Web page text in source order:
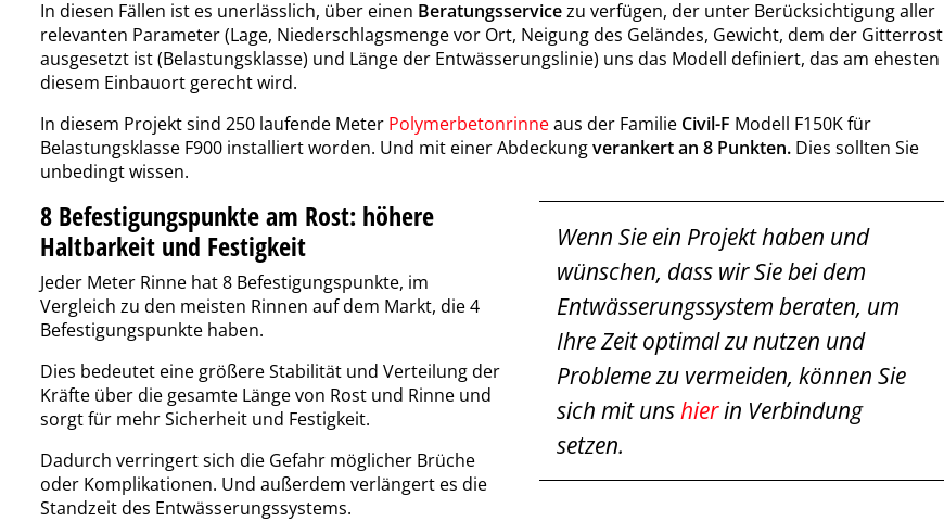
In diesen Fällen ist es unerlässlich, über einen Beratungsservicezu verfügen, der unter Berücksichtigung aller
relevanten Parameter (Lage, Niederschlagsmenge vor Ort, Neigung des Geländes, Gewicht, dem der Gitterrost
ausgesetzt ist (Belastungsklasse) und Länge der Entwässerungslinie) uns das Modell definiert, das am ehesten
diesem Einbauort gerecht wird.
In diesem Projekt sind 250 laufende Meter Polymerbetonrinneaus der Familie Civil-F Modell F150K für
Belastungsklasse F900 installiert worden. Und mit einer Abdeckungverankert an 8 Punkten. Dies sollten Sie
unbedingt wissen.
Wenn Sie ein Projekt haben und
wünschen, dass wir Sie bei dem
Entwässerungssystem beraten, um
Ihre Zeit optimal zu nutzen und
Probleme zu vermeiden, können Sie
sich mit uns hierin Verbindung
setzen.
8 Befestigungspunkte am Rost: höhere
Haltbarkeit und Festigkeit
Jeder Meter Rinne hat 8 Befestigungspunkte, im
Vergleich zu den meisten Rinnen auf dem Markt, die 4
Befestigungspunkte haben.
Dies bedeutet eine größere Stabilität und Verteilung der
Kräfte über die gesamte Länge von Rost und Rinne und
sorgt für mehr Sicherheit und Festigkeit.
Dadurch verringert sich die Gefahr möglicher Brüche
oder Komplikationen. Und außerdem verlängert es die
Standzeit des Entwässerungssystems.